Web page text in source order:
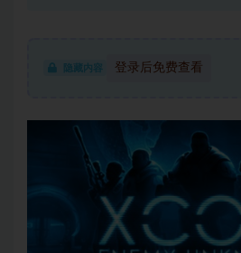
隐藏内容 登录后免费查看